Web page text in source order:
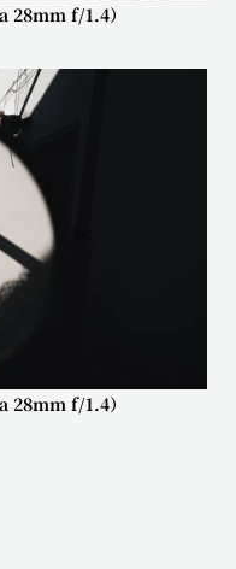
28mm f/1.4）
28mm f/1.4）